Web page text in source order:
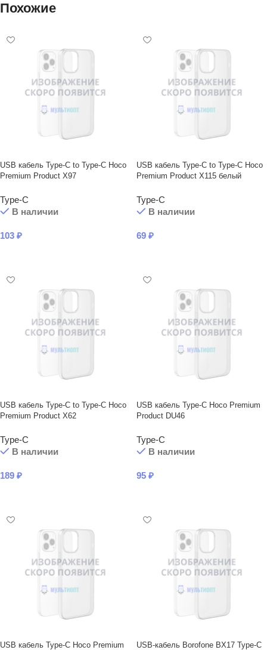
Похожие
USB кабель Type-C to Type-C Hoco
Premium Product X97
Type-C
В наличии
103 ₽
USB кабель Type-C to Type-C Hoco
Premium Product X115 белый
Type-C
В наличии
69 ₽
USB кабель Type-C to Type-C Hoco
Premium Product X62
Type-C
В наличии
189 ₽
USB кабель Type-C Hoco Premium
Product DU46
Type-C
В наличии
95 ₽
USB кабель Type-C Hoco Premium USB-кабель Borofone BX17 Type-C